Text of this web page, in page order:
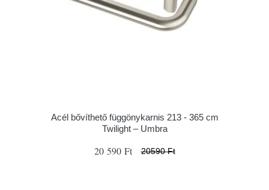
Acél bővíthető függönykarnis 213 - 365 cm
Twilight – Umbra
20 590 Ft 20590 Ft